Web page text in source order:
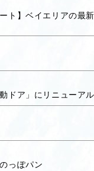
ト】ベイエリアの最
ドア」にリニューア
っぽパン